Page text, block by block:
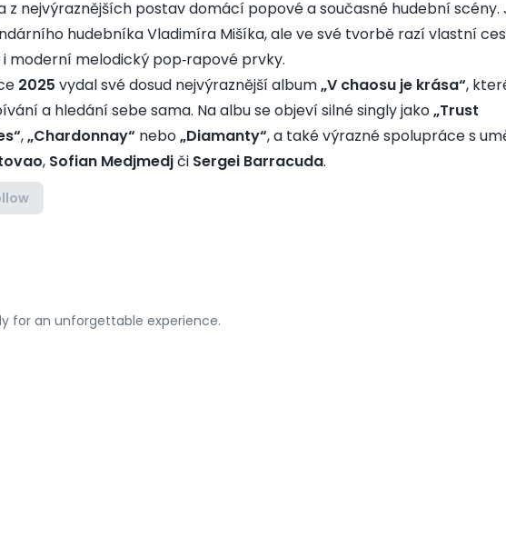
z nejvýraznějších postav domácí popové a současné hudební scény.
hudebníka Vladimíra Mišíka, ale ve své tvorbě razí vlastní
moderní melodický pop‑rapové prvky.
2025 vydal své dosud nejvýraznější album„V chaosu je krása“,
a hledání sebe sama. Na albu se objeví silné singly jako„Trust
,„Chardonnay“ nebo„Diamanty“, a také výrazné spolupráce s
, Sofian Medjmedjči Sergei Barracuda.
for an unforgettable experience.